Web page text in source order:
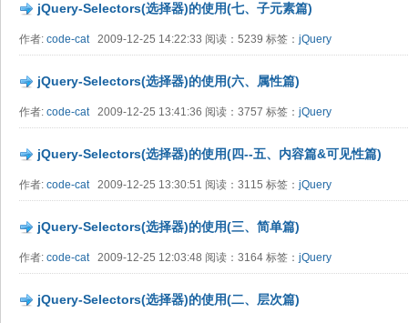
jQuery-Selectors(选择器)的使用(七、子元素篇)
作者: code-cat2009-12-25 14:22:33 阅读：5239 标签： jQuery
jQuery-Selectors(选择器)的使用(六、属性篇)
作者: code-cat2009-12-25 13:41:36 阅读：3757 标签： jQuery
jQuery-Selectors(选择器)的使用(四--五、内容篇&可见性篇)
作者: code-cat2009-12-25 13:30:51 阅读：3115 标签： jQuery
jQuery-Selectors(选择器)的使用(三、简单篇)
作者: code-cat2009-12-25 12:03:48 阅读：3164 标签： jQuery
jQuery-Selectors(选择器)的使用(二、层次篇)